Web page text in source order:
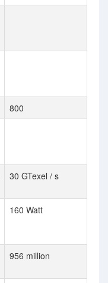
800
30 GTexel / s
160 Watt
956 million